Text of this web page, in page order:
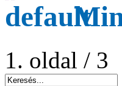
1. oldal / 3